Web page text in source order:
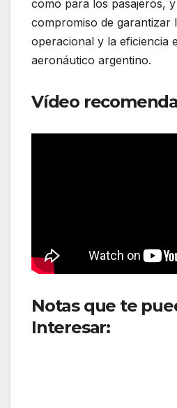
como para los pasajeros,
compromiso de garantizar
operacional y la eficiencia
aeronáutico argentino.
Vídeo
Notas que te
Interesar: